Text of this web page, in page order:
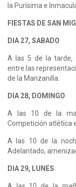
la Purísima e
FIESTAS DE SAN
DIA 27, SABADO
A las 5 de la tarde,
entre las
de la Manzanilla.
DIA 28, DOMINGO
A las 10 de la
Competición atlética
A las 10 de la
Adelantado,
DIA 29, LUNES